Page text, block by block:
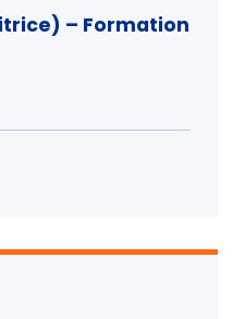
– Formation